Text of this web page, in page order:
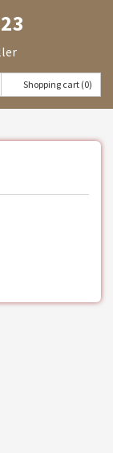
Shopping cart (0)